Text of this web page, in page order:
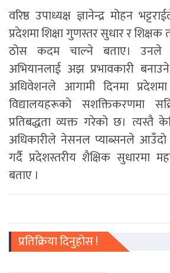
वरिष्ठ उपाध्यक्ष ज्ञानेन्द्र मोहन
प्रदेशमा शिक्षा गुणस्तर सुधार र शिक्षक
ठोस कदम चाल्ने बताए।
अभियानलाई अझ प्रभावकारी
अधिवेशनले आगामी दिनमा
विद्यालयहरूको सशक्तिकरणमा
प्रतिबद्धता व्यक्त गरेको छ। त्यस्तै
अधिकारीले नेसनल प्याब्सनले आउँदाे
गर्दै प्रदेशस्तरीय शैक्षिक सुधारमा
बताए ।
प्रतिक्रिया दिनुहोस !